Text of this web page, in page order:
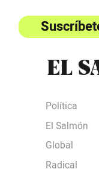
Política
El Salmón
Global
Radical